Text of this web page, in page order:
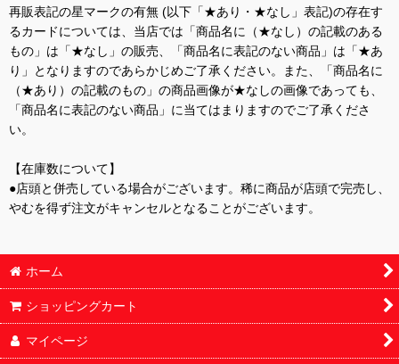
再販表記の星マークの有無 (以下「★あり・★なし」表記)の存在す
るカードについては、当店では「商品名に（★なし）の記載のある
もの」は「★なし」の販売、「商品名に表記のない商品」は「★あ
り」となりますのであらかじめご了承ください。また、「商品名に
（★あり）の記載のもの」の商品画像が★なしの画像であっても、
「商品名に表記のない商品」に当てはまりますのでご了承くださ
い。
【在庫数について】
●店頭と併売している場合がございます。稀に商品が店頭で完売し、
やむを得ず注文がキャンセルとなることがございます。
ホーム
ショッピングカート
マイページ